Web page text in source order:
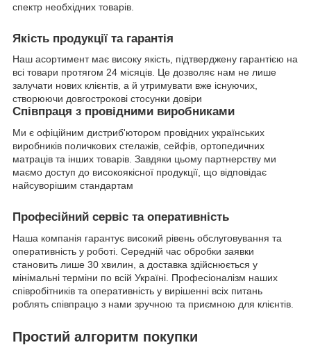
спектр необхідних товарів.
Якість продукції та гарантія
Наш асортимент має високу якість, підтверджену гарантією на
всі товари протягом 24 місяців. Це дозволяє нам не лише
залучати нових клієнтів, а й утримувати вже існуючих,
створюючи довгострокові стосунки довіри
Співпраця з провідними виробниками
Ми є офіційним дистриб'ютором провідних українських
виробників поличкових стелажів, сейфів, ортопедичних
матраців та інших товарів. Завдяки цьому партнерству ми
маємо доступ до високоякісної продукції, що відповідає
найсуворішим стандартам
Професійний сервіс та оперативність
Наша компанія гарантує високий рівень обслуговування та
оперативність у роботі. Середній час обробки заявки
становить лише 30 хвилин, а доставка здійснюється у
мінімальні терміни по всій Україні. Професіоналізм наших
співробітників та оперативність у вирішенні всіх питань
роблять співпрацю з нами зручною та приємною для клієнтів.
Простий алгоритм покупки